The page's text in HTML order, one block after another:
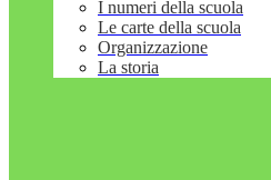
I numeri della scuola
Le carte della scuola
Organizzazione
La storia